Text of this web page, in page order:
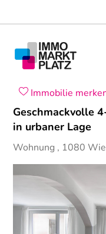
Immobilie
Geschmackvolle
in urbaner Lage
Wohnung , 1080